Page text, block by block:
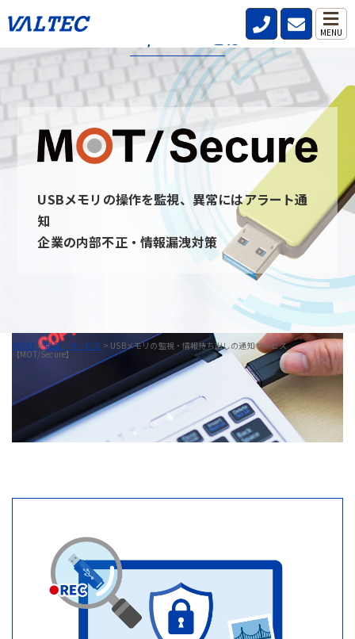
MENU
HOME >製品・サービス > USBメモリの監視・情報持ち出しの通知サービス
【MOT/Secure】
USBメモリの操作を監視、異常にはアラート通
知
企業の内部不正・情報漏洩対策
MOT/secureとは、社内・社外問わず従業員が利用するPCのUSB
デバイスを監視し、いつ・誰が・どんな情報を持ち出したのか記
録と通知を行うことができるサービスです。
USBデバイスを監視することを周知させることで情報の持ち出し
を牽制し、防止できます。 また、MOT/secureと通信ができない
MOT/Secureへのお問い合わせ